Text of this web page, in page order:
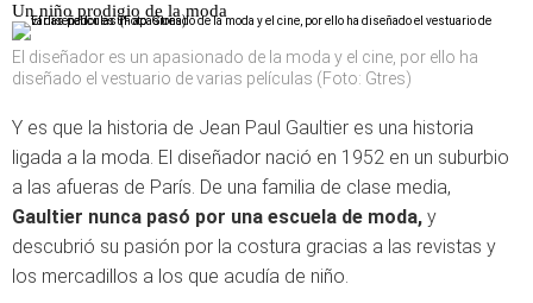
Un niño prodigio de la moda
El diseñador es un apasionado de la moda y el cine, por ello ha
diseñado el vestuario de varias películas (Foto: Gtres)
Y es que la historia de Jean Paul Gaultier es una historia
ligada a la moda. El diseñador nació en 1952 en un suburbio
a las afueras de París. De una familia de clase media,
Gaultier nunca pasó por una escuela de moda, y
descubrió su pasión por la costura gracias a las revistas y
los mercadillos a los que acudía de niño.